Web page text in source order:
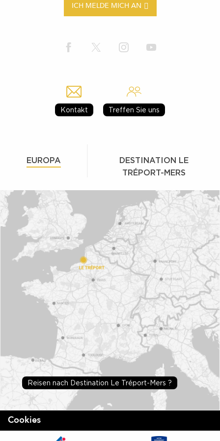
ICH MELDE MICH AN
Kontakt Treffen Sie uns
EUROPA
DESTINATION LE
TRÉPORT-MERS
Reisen nach Destination Le Tréport-Mers ?
Cookies